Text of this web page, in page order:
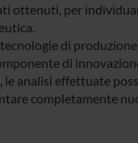
ottenuti, per
di
di
analisi effettuate
completamente